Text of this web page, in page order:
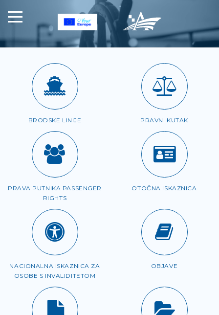
BRODSKE LINIJE PRAVNI KUTAK
PRAVA PUTNIKA PASSENGER
RIGHTS
OTOČNA ISKAZNICA
NACIONALNA ISKAZNICA ZA
OSOBE S INVALIDITETOM
OBJAVE